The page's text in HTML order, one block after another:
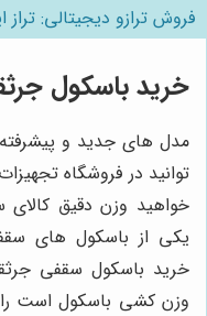
فروش ترازو دیجیتالی: تراز
خرید باسکول
مدل های جدید و
توانید در فروشگاه
خواهید وزن دقیق کالای
یکی از باسکول های
خرید باسکول سقفی
وزن کشی باسکول است